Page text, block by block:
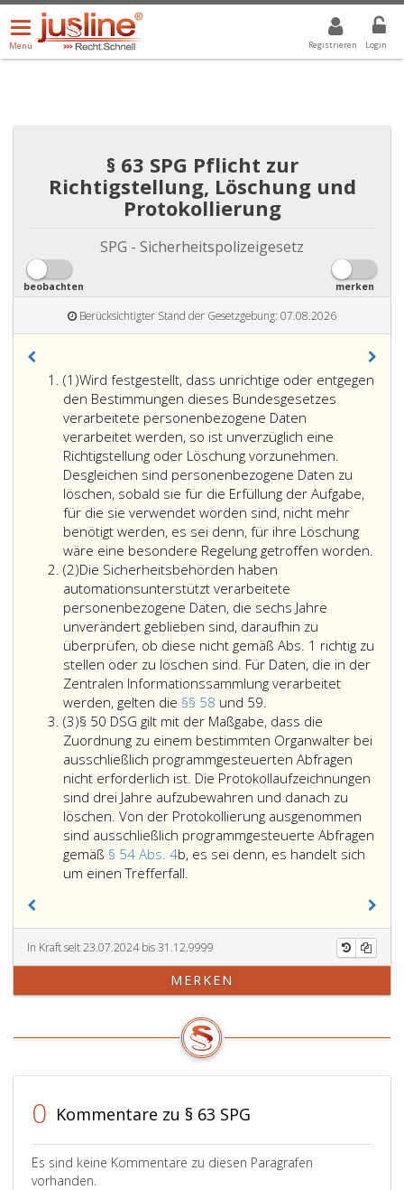
Registrieren Login
Menü
öffnen/schließen
Menü
ALLE DROPDOWN: GEWÄHLTER WERT IST ALLE
§ 63 SPG Pflicht zur
Richtigstellung, Löschung und
Protokollierung
SPG - Sicherheitspolizeigesetz
beobachten merken
Berücksichtigter Stand der Gesetzgebung: 07.08.2026
(1)Absatz
eins
Wird festgestellt, dass unrichtige oder entgegen
den Bestimmungen dieses Bundesgesetzes
verarbeitete personenbezogene Daten
verarbeitet werden, so ist unverzüglich eine
Richtigstellung oder Löschung vorzunehmen.
Desgleichen sind personenbezogene Daten zu
löschen, sobald sie für die Erfüllung der Aufgabe,
für die sie verwendet worden sind, nicht mehr
benötigt werden, es sei denn, für ihre Löschung
wäre eine besondere Regelung getroffen worden.
(2)Absatz
2
Die Sicherheitsbehörden haben
automationsunterstützt verarbeitete
personenbezogene Daten, die sechs Jahre
unverändert geblieben sind, daraufhin zu
überprüfen, ob diese nicht gemäß Abs. 1 richtig zu
stellen oder zu löschen sind. Für Daten, die in der
Zentralen Informationssammlung verarbeitet
werden, gelten die §§ 58 und 59.
Sicherheitsbehörden
haben
verarbeitete
personenbezogene
Daten,
die
sechs
sind,
zu
nicht
Absatz
stellen
oder
(3)Absatz
3
§ 50 DSG gilt mit der Maßgabe, dass die
Zuordnung zu einem bestimmten Organwalter bei
ausschließlich programmgesteuerten Abfragen
nicht erforderlich ist. Die Protokollaufzeichnungen
sind drei Jahre aufzubewahren und danach zu
löschen. Von der Protokollierung ausgenommen
sind ausschließlich programmgesteuerte Abfragen
gemäß § 54 Abs. 4b, es sei denn, es handelt sich
um einen Trefferfall.
gilt
mit
der
Maßgabe,
die
Zuordnung
zu
einem
Organwalter
ausschließlich
programmgesteuerten
In Kraft seit 23.07.2024 bis 31.12.9999
MERKEN
0 Kommentare zu § 63 SPG
Es sind keine Kommentare zu diesen Paragrafen
vorhanden.